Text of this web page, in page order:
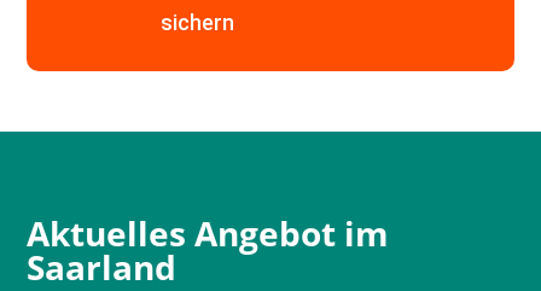
sichern
Aktuelles Angebot im
Saarland